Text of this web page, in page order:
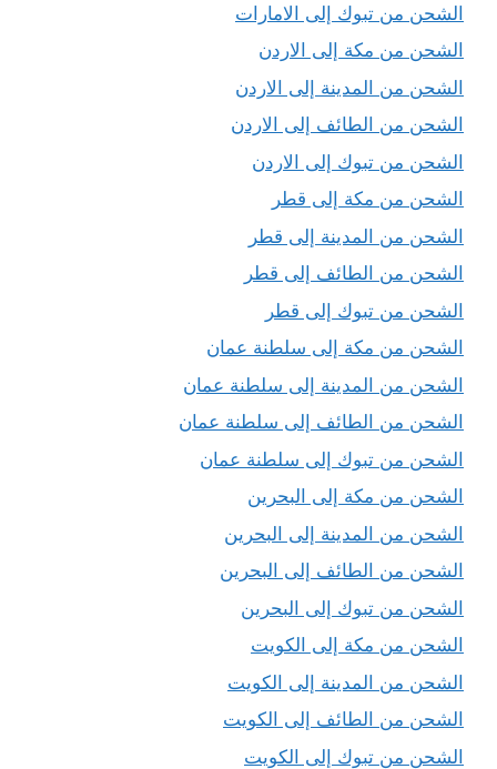
الشحن من تبوك إلى الامارات
الشحن من مكة إلى الاردن
الشحن من المدينة إلى الاردن
الشحن من الطائف إلى الاردن
الشحن من تبوك إلى الاردن
الشحن من مكة إلى قطر
الشحن من المدينة إلى قطر
الشحن من الطائف إلى قطر
الشحن من تبوك إلى قطر
الشحن من مكة إلى سلطنة عمان
الشحن من المدينة إلى سلطنة عمان
الشحن من الطائف إلى سلطنة عمان
الشحن من تبوك إلى سلطنة عمان
الشحن من مكة إلى البحرين
الشحن من المدينة إلى البحرين
الشحن من الطائف إلى البحرين
الشحن من تبوك إلى البحرين
الشحن من مكة إلى الكويت
الشحن من المدينة إلى الكويت
الشحن من الطائف إلى الكويت
الشحن من تبوك إلى الكويت